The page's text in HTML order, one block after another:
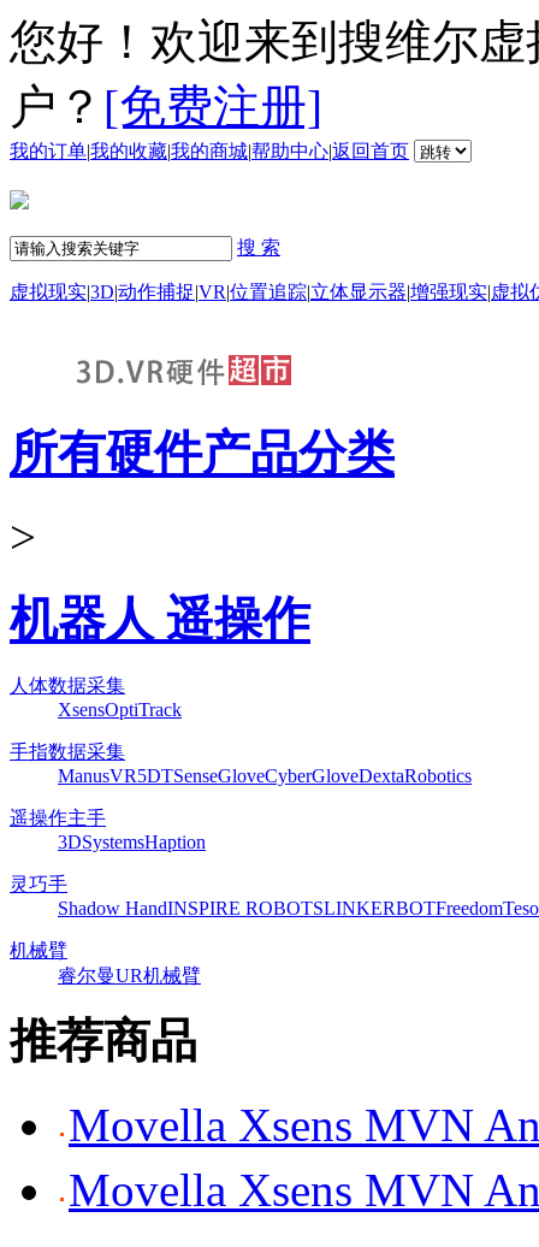
您好！欢迎来到搜维尔
户？ [免费注册]
我的订单|我的收藏|我的商城|帮助中心|返回首页
搜 索
虚拟现实|3D|动作捕捉|VR|位置追踪|立体显示器|增强现实|虚拟
所有硬件产品分类
>
机器人 遥操作
人体数据采集
XsensOptiTrack
手指数据采集
ManusVR5DTSenseGloveCyberGloveDextaRobotics
遥操作主手
3DSystemsHaption
灵巧手
Shadow HandINSPIRE ROBOTSLINKERBOTFreedom
机械臂
睿尔曼UR机械臂
推荐商品
Movella Xsens MVN
Movella Xsens MVN